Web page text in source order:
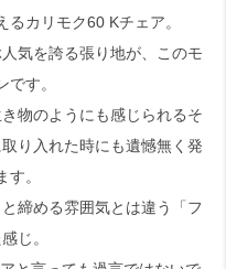
検索
カリモク60 Kチェア。
気を誇る張り地が、このモ
です。
物のようにも感じられるそ
り入れた時にも遺憾無く発
す。
締める雰囲気とは違う「フ
じ。